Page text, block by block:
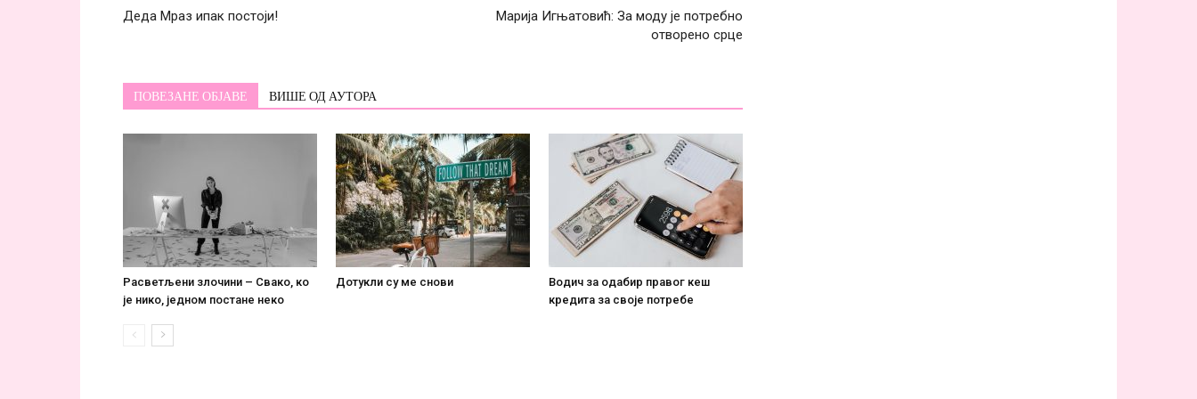
Деда Мраз ипак постоји!
Марија Игњатовић: За моду је потребно
отворено срце
ПОВЕЗАНЕ ОБЈАВЕ ВИШЕ ОД АУТОРА
Расветљени злочини – Свако, ко
је нико, једном постане некo
Дотукли су ме снови
Водич за одабир правог кеш
кредита за своје потребе